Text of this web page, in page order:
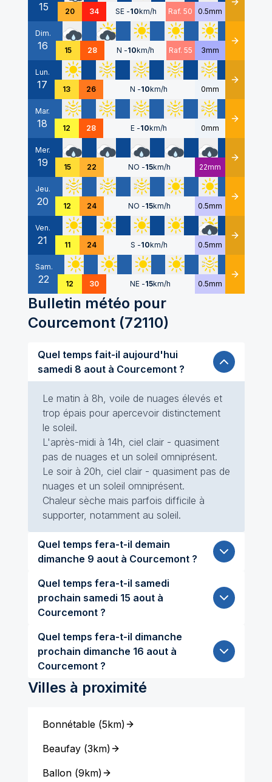
15 20 34 SE -10km/h Raf. 50 0.5mm Détails
Dim.
16 15 28 N -10km/h Raf. 55 3mm Détails
Lun.
17 13 26 N -10km/h 0mm Détails
Mar.
18 12 28 E -10km/h 0mm Détails
Mer.
19 15 22 NO -15km/h 22mm Détails
Jeu.
20 12 24 NO -15km/h 0.5mm Détails
Ven.
21 11 24 S -10km/h 0.5mm Détails
Sam.
22 12 30 NE -15km/h 0.5mm Détails
Bulletin météo pour
Courcemont(72110)
Quel temps fait-il aujourd'hui
samedi 8 aout à Courcemont ?
Le matin à 8h, voile de nuages élevés et
trop épais pour apercevoir distinctement
le soleil.
L'après-midi à 14h, ciel clair - quasiment
pas de nuages et un soleil omniprésent.
Le soir à 20h, ciel clair - quasiment pas de
nuages et un soleil omniprésent.
Chaleur sèche mais parfois difficile à
supporter, notamment au soleil.
Quel temps fera-t-il demain
dimanche 9 aout à Courcemont ?
Quel temps fera-t-il samedi
prochain samedi 15 aout à
Courcemont ?
Quel temps fera-t-il dimanche
prochain dimanche 16 aout à
Courcemont ?
Villes à proximité
Bonnétable(5km)
Beaufay(3km)
Ballon(9km)